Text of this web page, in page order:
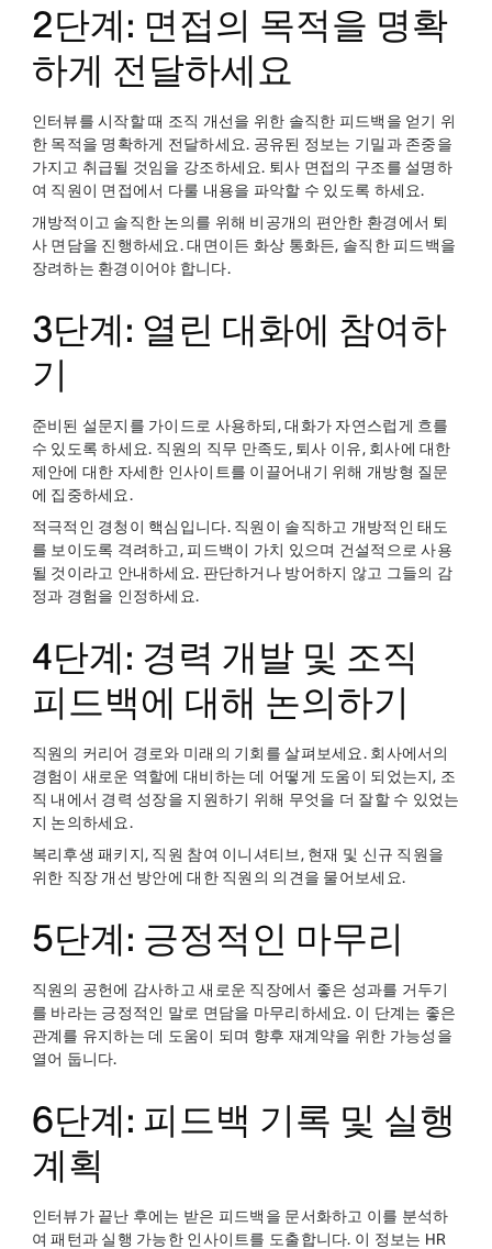
2단계: 면접의 목적을 명확
하게 전달하세요
인터뷰를 시작할 때 조직 개선을 위한 솔직한 피드백을 얻기 위
한 목적을 명확하게 전달하세요. 공유된 정보는 기밀과 존중을
가지고 취급될 것임을 강조하세요. 퇴사 면접의 구조를 설명하
여 직원이 면접에서 다룰 내용을 파악할 수 있도록 하세요.
개방적이고 솔직한 논의를 위해 비공개의 편안한 환경에서 퇴
사 면담을 진행하세요. 대면이든 화상 통화든, 솔직한 피드백을
장려하는 환경이어야 합니다.
3단계: 열린 대화에 참여하
기
준비된 설문지를 가이드로 사용하되, 대화가 자연스럽게 흐를
수 있도록 하세요. 직원의 직무 만족도, 퇴사 이유, 회사에 대한
제안에 대한 자세한 인사이트를 이끌어내기 위해 개방형 질문
에 집중하세요.
적극적인 경청이 핵심입니다. 직원이 솔직하고 개방적인 태도
를 보이도록 격려하고, 피드백이 가치 있으며 건설적으로 사용
될 것이라고 안내하세요. 판단하거나 방어하지 않고 그들의 감
정과 경험을 인정하세요.
4단계: 경력 개발 및 조직
피드백에 대해 논의하기
직원의 커리어 경로와 미래의 기회를 살펴보세요. 회사에서의
경험이 새로운 역할에 대비하는 데 어떻게 도움이 되었는지, 조
직 내에서 경력 성장을 지원하기 위해 무엇을 더 잘할 수 있었는
지 논의하세요.
복리후생 패키지, 직원 참여 이니셔티브, 현재 및 신규 직원을
위한 직장 개선 방안에 대한 직원의 의견을 물어보세요.
5단계: 긍정적인 마무리
직원의 공헌에 감사하고 새로운 직장에서 좋은 성과를 거두기
를 바라는 긍정적인 말로 면담을 마무리하세요. 이 단계는 좋은
관계를 유지하는 데 도움이 되며 향후 재계약을 위한 가능성을
열어 둡니다.
6단계: 피드백 기록 및 실행
계획
인터뷰가 끝난 후에는 받은 피드백을 문서화하고 이를 분석하
여 패턴과 실행 가능한 인사이트를 도출합니다. 이 정보는 HR